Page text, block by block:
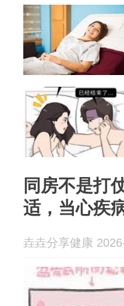
同房不是打
适，当心疾
垚垚分享健康